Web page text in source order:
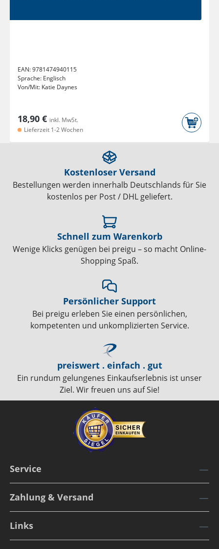
EAN:9781474940115
Sprache: Englisch
Von/Mit: Katie Daynes
18,90 € inkl. MwSt.
Lieferzeit 1-2 Wochen
Kostenloser Versand
Bestellungen werden innerhalb Deutschlands für Sie
kostenlos per Post / DHL geliefert.
Schnell zum Warenkorb
Wenige Klicks genügen bei preigu – so macht Online-
Shopping Spaß.
Persönlicher Support
Bei preigu erleben Sie einen persönlichen,
kompetenten und unkomplizierten Service.
preiswert . einfach . gut
Ein rundum gelungenes Einkaufserlebnis ist unser
Ziel. Wir freuen uns auf Sie!
Service
Zahlung & Versand
Links